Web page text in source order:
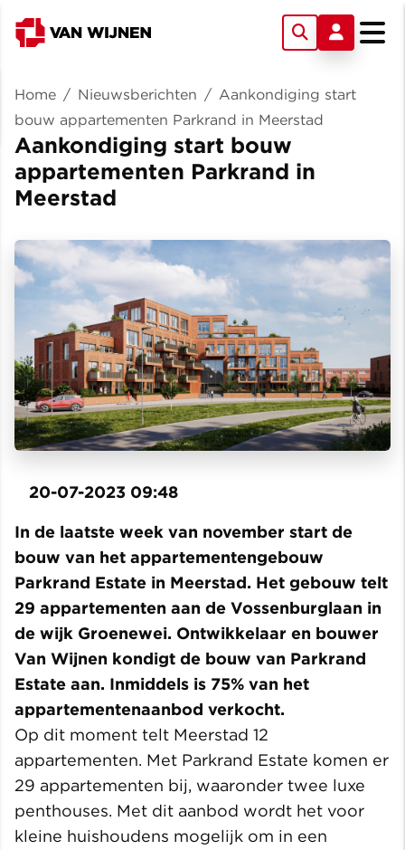
Home / Nieuwsberichten / Aankondiging start
bouw appartementen Parkrand in Meerstad
Aankondiging start bouw
appartementen Parkrand in
Meerstad
20-07-2023 09:48
In de laatste week van november start de
bouw van het appartementengebouw
Parkrand Estate in Meerstad. Het gebouw telt
29 appartementen aan de Vossenburglaan in
de wijk Groenewei. Ontwikkelaar en bouwer
Van Wijnen kondigt de bouw van Parkrand
Estate aan. Inmiddels is 75% van het
appartementenaanbod verkocht.
Op dit moment telt Meerstad 12
appartementen. Met Parkrand Estate komen er
29 appartementen bij, waaronder twee luxe
penthouses. Met dit aanbod wordt het voor
kleine huishoudens mogelijk om in een